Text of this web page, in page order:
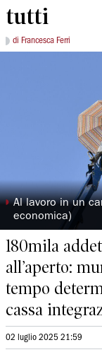
tutti
di Francesca Ferri
◗Al lavoro in un
economica)
180mila
all’aperto:
tempo
cassa
02 luglio 2025 21:59